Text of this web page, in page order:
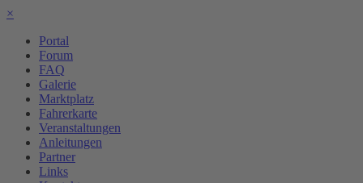
×
Portal
Forum
FAQ
Galerie
Marktplatz
Fahrerkarte
Veranstaltungen
Anleitungen
Partner
Links